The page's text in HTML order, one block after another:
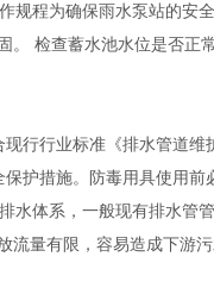
规程为确保雨水泵站的安
。 检查蓄水池水位是否正
行行业标准《排水管道
护措施。防毒用具使用
水体系，一般现有排水管
流量有限，容易造成下游